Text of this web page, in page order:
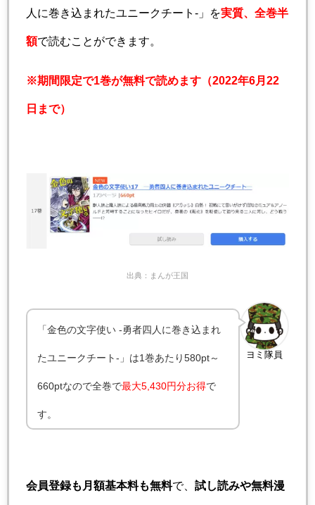
人に巻き込まれたユニークチート-」を実質、全巻半
額で読むことができます。
※期間限定で1巻が無料で読めます（2022年6月22
日まで）
出典：まんが王国
ヨミ隊員
「金色の文字使い -勇者四人に巻き込まれ
たユニークチート-」は1巻あたり580pt～
660ptなので全巻で最大5,430円分お得で
す。
会員登録も月額基本料も無料で、 試し読みや無料漫